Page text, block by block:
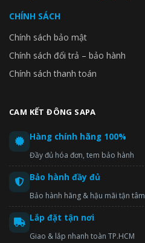
CHÍNH SÁCH
Chính sách bảo mật
Chính sách đổi trả – bảo hành
Chính sách thanh toán
CAM KẾT ĐÔNG SAPA
Hàng chính hãng 100%
Đầy đủ hóa đơn, tem bảo hành
Bảo hành đầy đủ
Bảo hành hãng & hậu mãi tận tâm
Lắp đặt tận nơi
Giao & lắp nhanh toàn TP.HCM